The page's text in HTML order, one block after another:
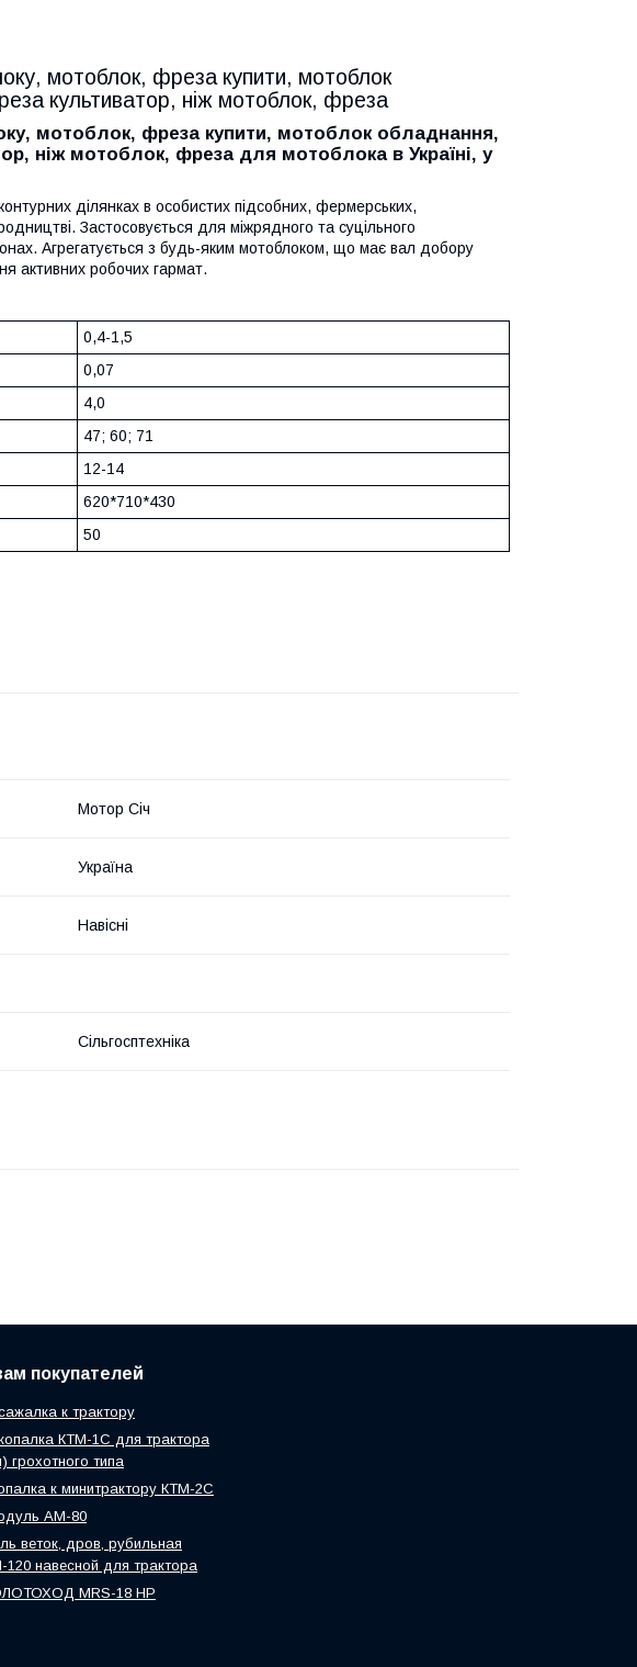
мотоблок, фреза купити, мотоблок
культиватор, ніж мотоблок, фреза
мотоблок, фреза купити, мотоблок обладнання,
ніж мотоблок, фреза для мотоблока в Україні, у
ділянках в особистих підсобних, фермерських,
Застосовується для міжрядного та суцільного
Агрегатується з будь-яким мотоблоком, що має вал добору
активних робочих гармат.
0,4-1,5
0,07
4,0
47; 60; 71
12-14
620*710*430
50
Мотор Січ
Україна
Навісні
Сільгосптехніка
покупателей
к трактору
КТМ-1С для трактора
грохотного типа
к минитрактору КТМ-2С
АМ-80
веток, дров, рубильная
навесной для трактора
MRS-18 HP